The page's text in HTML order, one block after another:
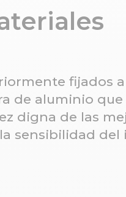
fijados
de aluminio
digna de las
sensibilidad